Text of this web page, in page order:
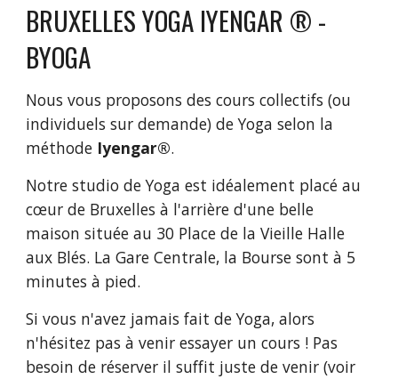
BRUXELLES YOGA IYENGAR ® -
BYOGA
Nous vous proposons des cours collectifs (ou
individuels sur demande) de Yoga selon la
méthode Iyengar®.
Notre studio de Yoga est idéalement placé au
cœur de Bruxelles à l'arrière d'une belle
maison située au 30 Place de la Vieille Halle
aux Blés. La Gare Centrale, la Bourse sont à 5
minutes à pied.
Si vous n'avez jamais fait de Yoga, alors
n'hésitez pas à venir essayer un cours ! Pas
besoin de réserver il suffit juste de venir (voir